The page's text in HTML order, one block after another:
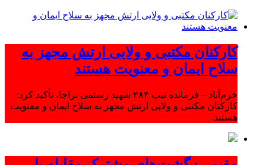
کارکنان مکتبی و ولایی ارتش مجهز به
سلاح ایمان و معنویت هستند
خرم‌آباد – فرمانده تیپ ۲۸۴ شهید رستمی نزاجا، تأکید کرد:
کارکنان مکتبی و ولایی ارتش مجهز به سلاح ایمان و معنویت
هستند.